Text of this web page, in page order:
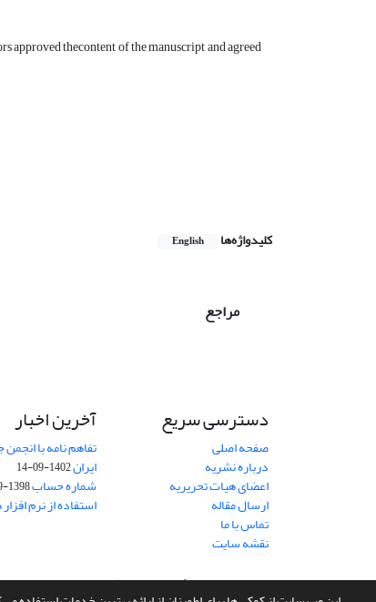
thecontent of the manuscript and agreed
کلیدواژه‌ها English
مراجع
دسترسی سریع
صفحه اصلی
درباره نشریه
اعضای هیات تحریریه
ارسال مقاله
تماس با ما
نقشه سایت
آخرین اخبار
تفاهم نامه با
ایران1402-09-14
شماره حساب1398-09-09
استفاده از نرم
سامانه مدیریت نشریات علمی.طراحی و پیاده سازی از